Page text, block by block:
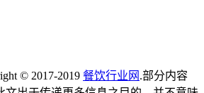
© 2017-2019 餐饮行业网 .部分内容